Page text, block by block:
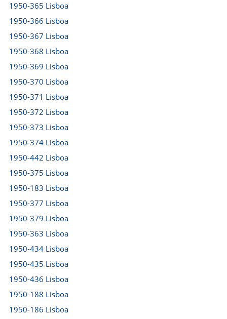
1950-365 Lisboa
1950-366 Lisboa
1950-367 Lisboa
1950-368 Lisboa
1950-369 Lisboa
1950-370 Lisboa
1950-371 Lisboa
1950-372 Lisboa
1950-373 Lisboa
1950-374 Lisboa
1950-442 Lisboa
1950-375 Lisboa
1950-183 Lisboa
1950-377 Lisboa
1950-379 Lisboa
1950-363 Lisboa
1950-434 Lisboa
1950-435 Lisboa
1950-436 Lisboa
1950-188 Lisboa
1950-186 Lisboa